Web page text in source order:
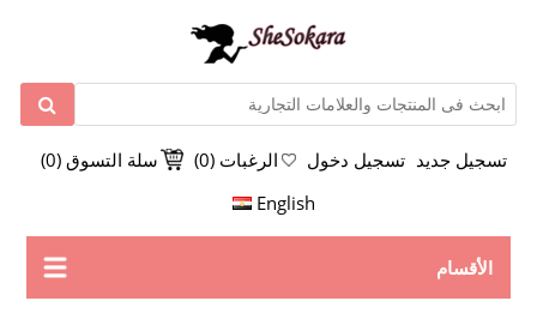
تسجيل جديد تسجيل دخول الرغبات (0) سلة التسوق (0)
English
الأقسام